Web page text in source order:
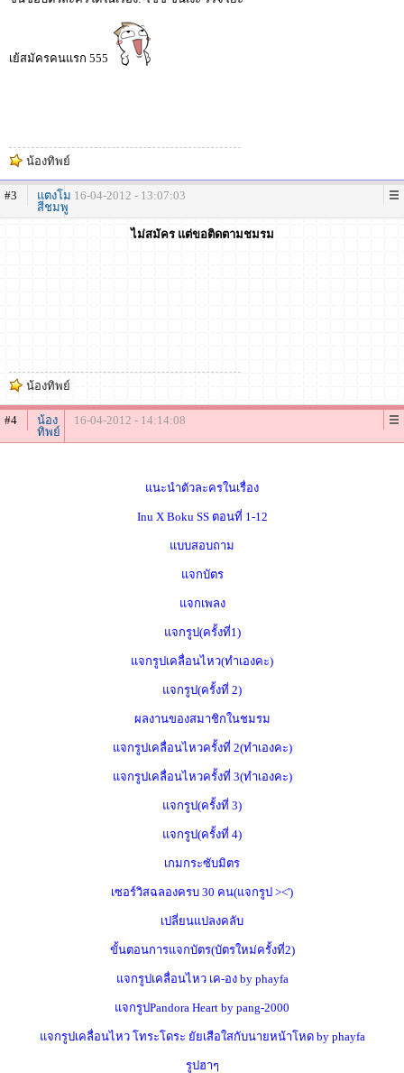
เย้สมัครคนแรก 555
น้องทิพย์
#3
แตงโม
สีชมพู
16-04-2012 - 13:07:03
ไม่สมัคร แต่ขอติดตามชมรม
น้องทิพย์
#4
น้อง
ทิพย์
16-04-2012 - 14:14:08
แนะนำตัวละครในเรื่อง
Inu X Boku SS ตอนที่ 1-12
แบบสอบถาม
แจกบัตร
แจกเพลง
แจกรูป(ครั้งที่1)
แจกรูปเคลื่อนไหว(ทำเองคะ)
แจกรูป(ครั้งที่ 2)
ผลงานของสมาชิกในชมรม
แจกรูปเคลื่อนไหวครั้งที่ 2(ทำเองคะ)
แจกรูปเคลื่อนไหวครั้งที่ 3(ทำเองคะ)
แจกรูป(ครั้งที่ 3)
แจกรูป(ครั้งที่ 4)
เกมกระซับมิตร
เซอร์วิสฉลองครบ 30 คน(แจกรูป ><')
เปลี่ยนแปลงคลับ
ขั้นตอนการแจกบัตร(บัตรใหม่ครั้งที่2)
แจกรูปเคลื่อนไหว เค-อง by phayfa
แจกรูปPandora Heart by pang-2000
แจกรูปเคลื่อนไหว โทระโดระ ยัยเสือใสกับนายหน้าโหด by phayfa
รูปฮาๆ